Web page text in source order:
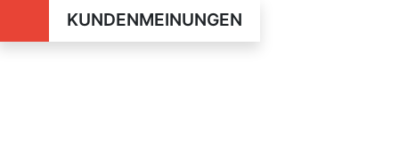
KUNDENMEINUNGEN